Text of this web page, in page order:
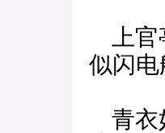
上官
似闪
青衣